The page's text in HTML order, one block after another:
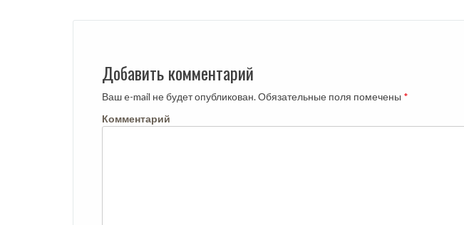
Добавить комментарий
Ваш e-mail не будет опубликован.Обязательные поля помечены *
Комментарий